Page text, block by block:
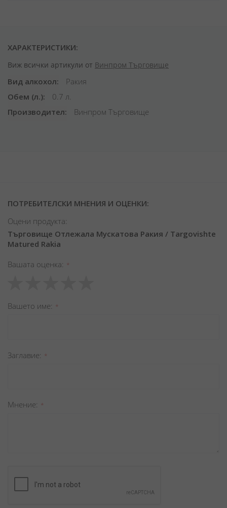
ХАРАКТЕРИСТИКИ:
Виж всички артикули от Винпром Търговище
Вид алкохол
Ракия
Обем (л.)
0.7 л.
Производител
Винпром Търговище
ПОТРЕБИТЕЛСКИ МНЕНИЯ И ОЦЕНКИ:
Оцени продукта:
Търговище Отлежала Мускатова Ракия / Targovishte
Matured Rakia
Вашата оценка
star
stars
stars
stars
stars
Вашето име
Заглавиe
Мнение